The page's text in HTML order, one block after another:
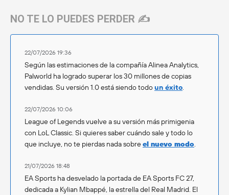
NO TE LO PUEDES PERDER ✍️
22/07/2026 19:36
Según las estimaciones de la compañía Alinea Analytics,
Palworld ha logrado superar los 30 millones de copias
vendidas. Su versión 1.0 está siendo todoun éxito.
22/07/2026 10:06
League of Legends vuelve a su versión más primigenia
con LoL Classic. Si quieres saber cuándo sale y todo lo
que incluye, no te pierdas nada sobreel nuevo modo.
21/07/2026 18:48
EA Sports ha desvelado la portada de EA Sports FC 27,
dedicada a Kylian Mbappé, la estrella del Real Madrid. El